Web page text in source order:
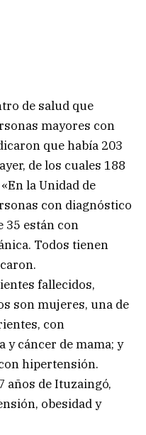
de salud que
mayores con
que había 203
de los cuales 188
la Unidad de
con diagnóstico
35 están con
Todos tienen
fallecidos,
son mujeres, una de
con
y cáncer de mama; y
hipertensión.
años de Ituzaingó,
obesidad y